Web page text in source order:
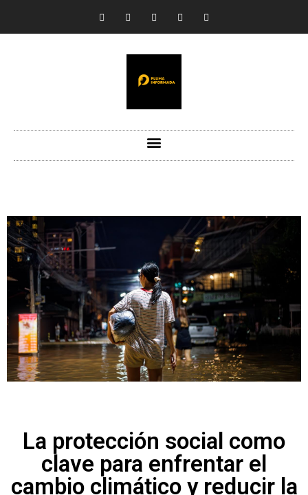
La protección social como
clave para enfrentar el
cambio climático y reducir la